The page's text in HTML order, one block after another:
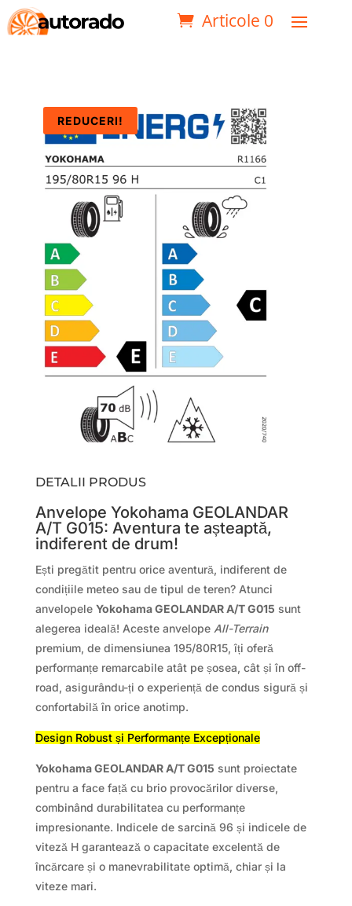
Articole 0
REDUCERI!
DETALII PRODUS
Anvelope Yokohama GEOLANDAR
A/T G015: Aventura te așteaptă,
indiferent de drum!
Ești pregătit pentru orice aventură, indiferent de
condițiile meteo sau de tipul de teren? Atunci
anvelopele Yokohama GEOLANDAR A/T G015 sunt
alegerea ideală! Aceste anvelope All-Terrain
premium, de dimensiunea 195/80R15, îți oferă
performanțe remarcabile atât pe șosea, cât și în off-
road, asigurându-ți o experiență de condus sigură și
confortabilă în orice anotimp.
Design Robust și Performanțe Excepționale
Yokohama GEOLANDAR A/T G015 sunt proiectate
pentru a face față cu brio provocărilor diverse,
combinând durabilitatea cu performanțe
impresionante. Indicele de sarcină 96 și indicele de
viteză H garantează o capacitate excelentă de
încărcare și o manevrabilitate optimă, chiar și la
viteze mari.